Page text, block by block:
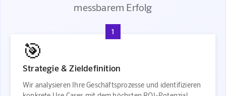
messbarem Erfolg
1
🎯
Strategie & Zieldefinition
Wir analysieren Ihre Geschäftsprozesse und identifizieren